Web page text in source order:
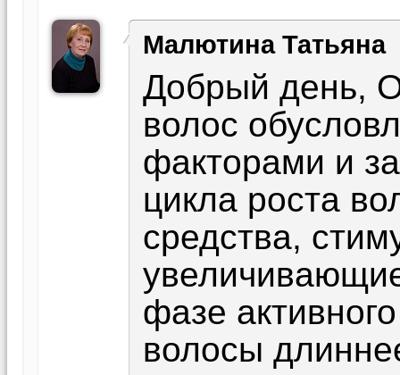
Малютина Татьяна
Добрый день,
волос
факторами и
цикла роста
средства,
фазе
волосы